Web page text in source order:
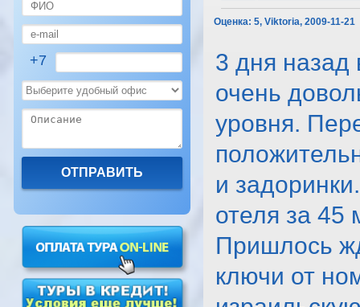
+7
Оценка: 5, Viktoria, 2009-11-21
3 дня назад
очень
уровня.
и
отеля за 45
Пришлось
ключи от